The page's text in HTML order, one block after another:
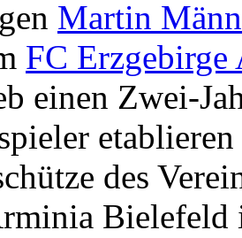
Martin
FC Erzgebirge
einen Zwei-
des